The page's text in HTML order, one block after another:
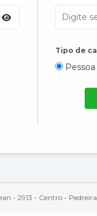
Tipo de
Pessoa
- 2913 - Centro -